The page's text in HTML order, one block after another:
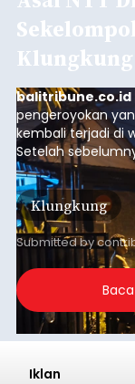
Klungkung
pengeroyokan
kembali terjadi di
Setelah
keributan di barat
kini menimpa
Sumba Barat
(NTT).
Klungkung
Submitted by
Iklan